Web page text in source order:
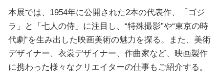
本展では、1954年に公開された2本の代表作、「ゴジ
ラ」と「七人の侍」に注目し、“特殊撮影”や“東京の時
代劇”を生み出した映画美術の魅力を探る。また、美術
デザイナー、衣裳デザイナー、作曲家など、映画製作
に携わった様々なクリエイターの仕事もご紹介する。